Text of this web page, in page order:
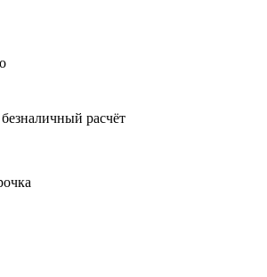
расчёт